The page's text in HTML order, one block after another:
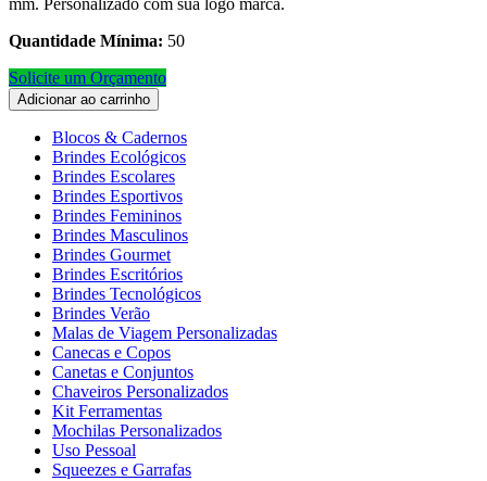
mm. Personalizado com sua logo marca.
Quantidade Mínima: 50
Solicite um Orçamento
Adicionar ao carrinho
Blocos & Cadernos
Brindes Ecológicos
Brindes Escolares
Brindes Esportivos
Brindes Femininos
Brindes Masculinos
Brindes Gourmet
Brindes Escritórios
Brindes Tecnológicos
Brindes Verão
Malas de Viagem Personalizadas
Canecas e Copos
Canetas e Conjuntos
Chaveiros Personalizados
Kit Ferramentas
Mochilas Personalizados
Uso Pessoal
Squeezes e Garrafas